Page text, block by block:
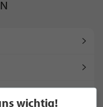
wichtig!